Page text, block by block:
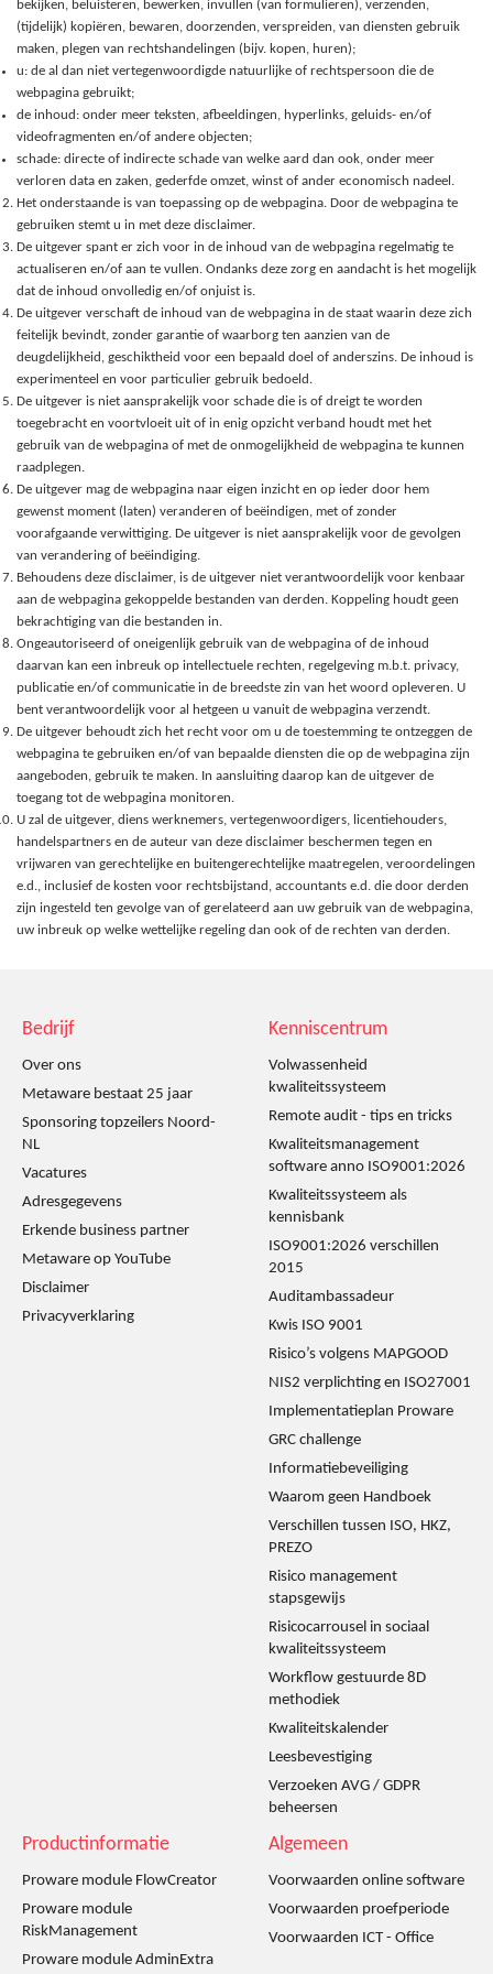
bekijken, beluisteren, bewerken, invullen (van formulieren), verzenden,
(tijdelijk) kopiëren, bewaren, doorzenden, verspreiden, van diensten gebruik
maken, plegen van rechtshandelingen (bijv. kopen, huren);
u: de al dan niet vertegenwoordigde natuurlijke of rechtspersoon die de
webpagina gebruikt;
de inhoud: onder meer teksten, afbeeldingen, hyperlinks, geluids- en/of
videofragmenten en/of andere objecten;
schade: directe of indirecte schade van welke aard dan ook, onder meer
verloren data en zaken, gederfde omzet, winst of ander economisch nadeel.
Het onderstaande is van toepassing op de webpagina. Door de webpagina te
gebruiken stemt u in met deze disclaimer.
De uitgever spant er zich voor in de inhoud van de webpagina regelmatig te
actualiseren en/of aan te vullen. Ondanks deze zorg en aandacht is het mogelijk
dat de inhoud onvolledig en/of onjuist is.
De uitgever verschaft de inhoud van de webpagina in de staat waarin deze zich
feitelijk bevindt, zonder garantie of waarborg ten aanzien van de
deugdelijkheid, geschiktheid voor een bepaald doel of anderszins. De inhoud is
experimenteel en voor particulier gebruik bedoeld.
De uitgever is niet aansprakelijk voor schade die is of dreigt te worden
toegebracht en voortvloeit uit of in enig opzicht verband houdt met het
gebruik van de webpagina of met de onmogelijkheid de webpagina te kunnen
raadplegen.
De uitgever mag de webpagina naar eigen inzicht en op ieder door hem
gewenst moment (laten) veranderen of beëindigen, met of zonder
voorafgaande verwittiging. De uitgever is niet aansprakelijk voor de gevolgen
van verandering of beëindiging.
Behoudens deze disclaimer, is de uitgever niet verantwoordelijk voor kenbaar
aan de webpagina gekoppelde bestanden van derden. Koppeling houdt geen
bekrachtiging van die bestanden in.
Ongeautoriseerd of oneigenlijk gebruik van de webpagina of de inhoud
daarvan kan een inbreuk op intellectuele rechten, regelgeving m.b.t. privacy,
publicatie en/of communicatie in de breedste zin van het woord opleveren. U
bent verantwoordelijk voor al hetgeen u vanuit de webpagina verzendt.
De uitgever behoudt zich het recht voor om u de toestemming te ontzeggen de
webpagina te gebruiken en/of van bepaalde diensten die op de webpagina zijn
aangeboden, gebruik te maken. In aansluiting daarop kan de uitgever de
toegang tot de webpagina monitoren.
U zal de uitgever, diens werknemers, vertegenwoordigers, licentiehouders,
handelspartners en de auteur van deze disclaimer beschermen tegen en
vrijwaren van gerechtelijke en buitengerechtelijke maatregelen, veroordelingen
e.d., inclusief de kosten voor rechtsbijstand, accountants e.d. die door derden
zijn ingesteld ten gevolge van of gerelateerd aan uw gebruik van de webpagina,
uw inbreuk op welke wettelijke regeling dan ook of de rechten van derden.
Bedrijf
Over ons
Metaware bestaat 25 jaar
Sponsoring topzeilers Noord-
NL
Vacatures
Adresgegevens
Erkende business partner
Metaware op YouTube
Disclaimer
Privacyverklaring
Kenniscentrum
Volwassenheid
kwaliteitssysteem
Remote audit - tips en tricks
Kwaliteitsmanagement
software anno ISO9001:2026
Kwaliteitssysteem als
kennisbank
ISO9001:2026 verschillen
2015
Auditambassadeur
Kwis ISO 9001
Risico’s volgens MAPGOOD
NIS2 verplichting en ISO27001
Implementatieplan Proware
GRC challenge
Informatiebeveiliging
Waarom geen Handboek
Verschillen tussen ISO, HKZ,
PREZO
Risico management
stapsgewijs
Risicocarrousel in sociaal
kwaliteitssysteem
Workflow gestuurde 8D
methodiek
Kwaliteitskalender
Leesbevestiging
Verzoeken AVG / GDPR
beheersen
Productinformatie
Proware module FlowCreator
Proware module
RiskManagement
Proware module AdminExtra
Algemeen
Voorwaarden online software
Voorwaarden proefperiode
Voorwaarden ICT - Office